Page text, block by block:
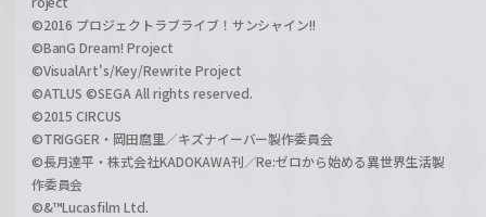
©2016 プロジェクトラブライブ！サンシャイン!!
©BanG Dream! Project
©VisualArt's/Key/Rewrite Project
©ATLUS ©SEGA All rights reserved.
©2015 CIRCUS
©TRIGGER・岡田麿里／キズナイーバー製作委員会
©長月達平・株式会社KADOKAWA刊／Re:ゼロから始める異世界生活製
作委員会
©&™Lucasfilm Ltd.